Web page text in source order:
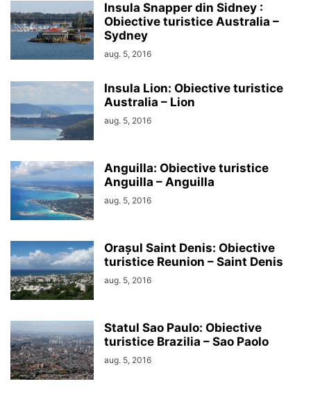
Insula Snapper din Sidney :
Obiective turistice Australia –
Sydney
aug. 5, 2016
Insula Lion: Obiective turistice
Australia – Lion
aug. 5, 2016
Anguilla: Obiective turistice
Anguilla – Anguilla
aug. 5, 2016
Orașul Saint Denis: Obiective
turistice Reunion – Saint Denis
aug. 5, 2016
Statul Sao Paulo: Obiective
turistice Brazilia – Sao Paolo
aug. 5, 2016